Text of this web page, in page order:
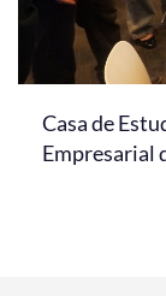
Casa de
Empresarial